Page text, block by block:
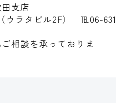
支店
ウラタビル2F） ℡06-631
ご相談を承っておりま